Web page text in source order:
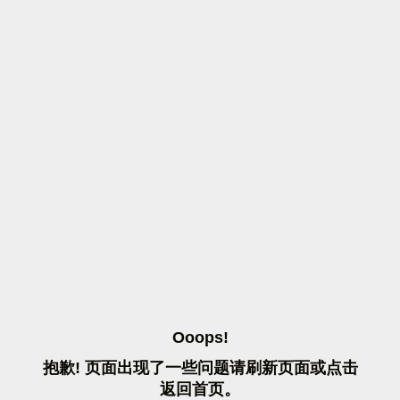
OOOPS!
抱歉! 页面出现了一些问题请刷 新页面或点击
返 回首页。